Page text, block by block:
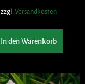
zzgl.Versandkosten
In den Warenkorb